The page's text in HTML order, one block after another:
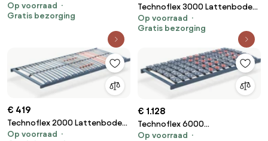
Vlak – Bij Swiss Sense
Op voorraad
Gratis bezorging
Technoflex 3000 Lattenbodem
Handverstelbaar – Bij Swiss
Sense
Op voorraad
Gratis bezorging
€ 419
Technoflex 2000 Lattenbodem
Vlak – Bij Swiss Sense
Op voorraad
€ 1.128
Technoflex 6000
Schotelbodem Vlak – Bij Swiss
Op voorraad